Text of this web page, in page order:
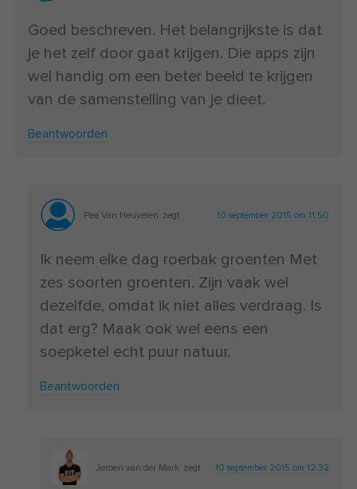
Goed beschreven. Het belangrijkste is dat
je het zelf door gaat krijgen. Die apps zijn
wel handig om een beter beeld te krijgen
van de samenstelling van je dieet.
Beantwoorden
Pea Van Heuvelen zegt 10 september 2015 om 11:50
Ik neem elke dag roerbak groenten Met
zes soorten groenten. Zijn vaak wel
dezelfde, omdat ik niet alles verdraag. Is
dat erg? Maak ook wel eens een
soepketel echt puur natuur.
Beantwoorden
Jeroen van der Mark zegt 10 september 2015 om 12:32